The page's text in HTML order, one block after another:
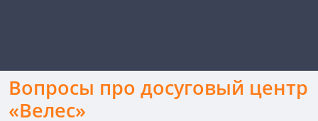
Вопросы про досуговый центр
«Велес»